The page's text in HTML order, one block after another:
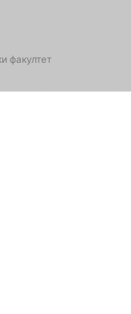
факултет